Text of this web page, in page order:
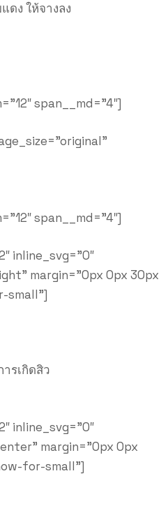
ดง ให้จางลง
span__md=”4″]
span__md=”4″]
inline_svg=”0″
margin=”0px 0px 30px
small”]
รเกิดสิว
inline_svg=”0″
margin=”0px 0px
for-small”]